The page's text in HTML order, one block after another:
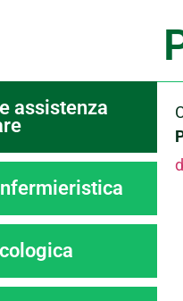
assistenza